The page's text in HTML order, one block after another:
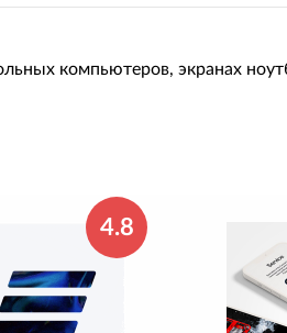
компьютеров, экранах
4.8